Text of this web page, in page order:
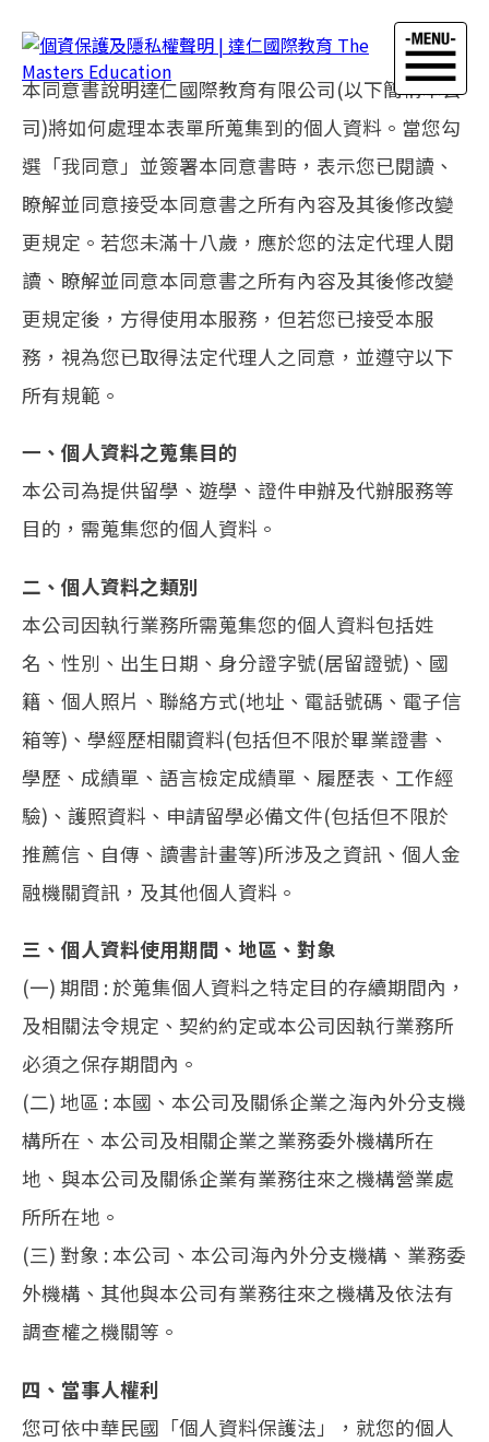
首頁>
個資保護及隱私權聲明
本同意書說明達仁國際教育有限公司(以下簡稱本公
司)將如何處理本表單所蒐集到的個人資料。當您勾
選「我同意」並簽署本同意書時，表示您已閱讀、
瞭解並同意接受本同意書之所有內容及其後修改變
更規定。若您未滿十八歲，應於您的法定代理人閱
讀、瞭解並同意本同意書之所有內容及其後修改變
更規定後，方得使用本服務，但若您已接受本服
務，視為您已取得法定代理人之同意，並遵守以下
所有規範。
一、個人資料之蒐集目的
本公司為提供留學、遊學、證件申辦及代辦服務等
目的，需蒐集您的個人資料。
二、個人資料之類別
本公司因執行業務所需蒐集您的個人資料包括姓
名、性別、出生日期、身分證字號(居留證號)、國
籍、個人照片、聯絡方式(地址、電話號碼、電子信
箱等)、學經歷相關資料(包括但不限於畢業證書、
學歷、成績單、語言檢定成績單、履歷表、工作經
驗)、護照資料、申請留學必備文件(包括但不限於
推薦信、自傳、讀書計畫等)所涉及之資訊、個人金
融機關資訊，及其他個人資料。
三、個人資料使用期間、地區、對象
(一) 期間 : 於蒐集個人資料之特定目的存續期間內，
及相關法令規定、契約約定或本公司因執行業務所
必須之保存期間內。
(二) 地區 : 本國、本公司及關係企業之海內外分支機
構所在、本公司及相關企業之業務委外機構所在
地、與本公司及關係企業有業務往來之機構營業處
所所在地。
(三) 對象 : 本公司、本公司海內外分支機構、業務委
外機構、其他與本公司有業務往來之機構及依法有
調查權之機關等。
四、當事人權利
您可依中華民國「個人資料保護法」，就您的個人